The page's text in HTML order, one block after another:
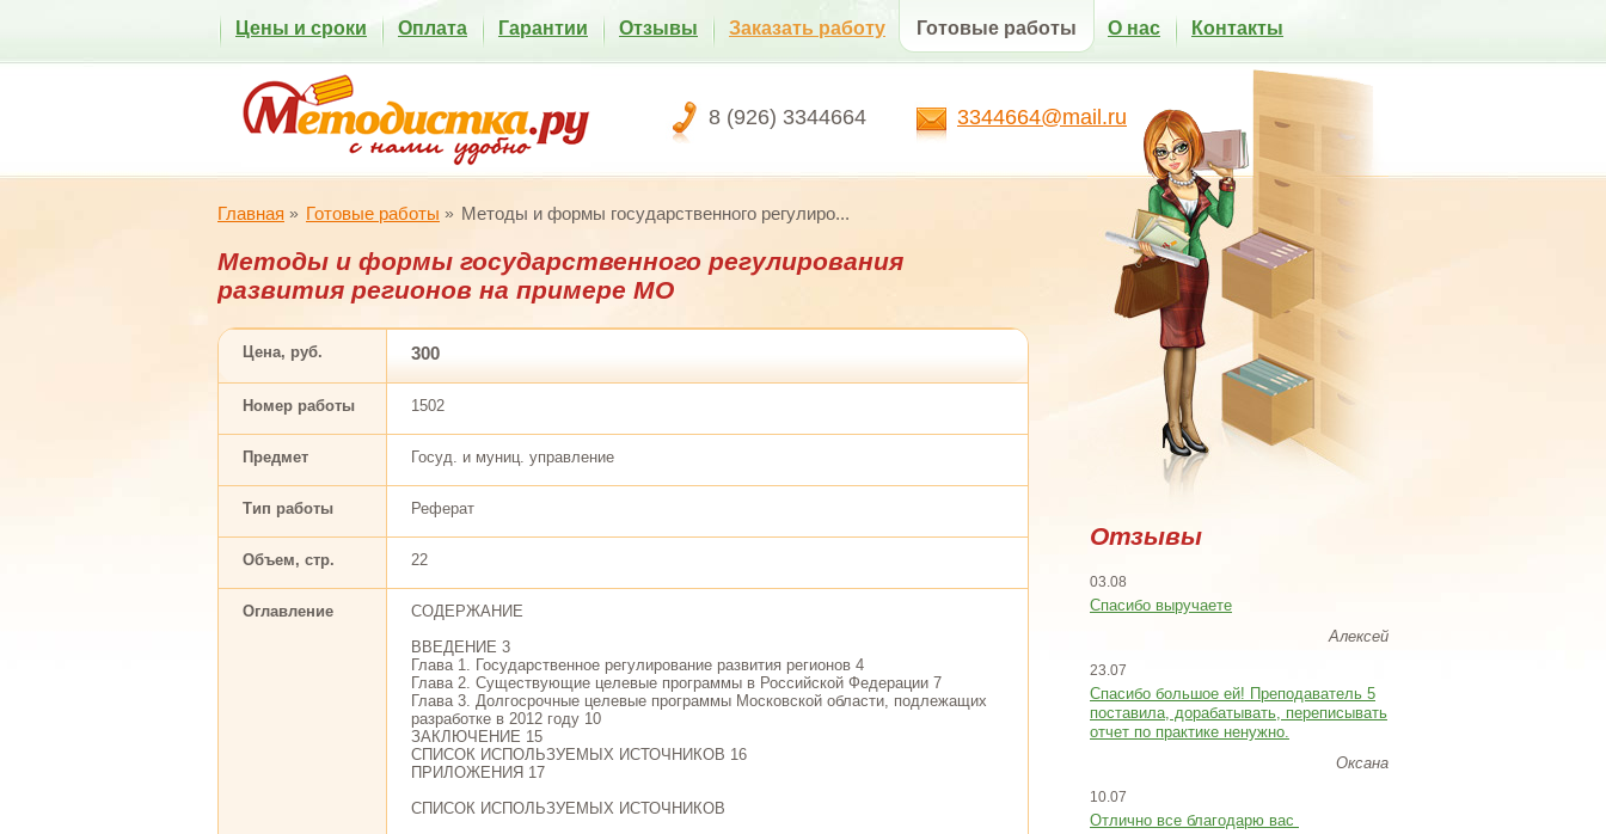
8 (926) 3344664 3344664@mail.ru
Цены и сроки Оплата Гарантии Отзывы Заказать работу Готовые работы О нас Контакты
Главная Готовые работы Методы и формы государственного регулиро...
Методы и формы государственного регулирования
развития регионов на примере МО
Цена, руб. 300
Номер работы 1502
Предмет Госуд. и муниц. управление
Тип работы Реферат
Объем, стр. 22
Оглавление
СОДЕРЖАНИЕ
ВВЕДЕНИЕ 3
Глава 1. Государственное регулирование развития регионов 4
Глава 2. Существующие целевые программы в Российской Федерации 7
Глава 3. Долгосрочные целевые программы Московской области, подлежащих
разработке в 2012 году 10
ЗАКЛЮЧЕНИЕ 15
СПИСОК ИСПОЛЬЗУЕМЫХ ИСТОЧНИКОВ 16
ПРИЛОЖЕНИЯ 17
СПИСОК ИСПОЛЬЗУЕМЫХ ИСТОЧНИКОВ
Отзывы
03.08
Спасибо выручаете
Алексей
23.07
Cпасибо большое ей! Преподаватель 5
поставила, дорабатывать, переписывать
отчет по практике ненужно.
Оксана
10.07
Отлично все благодарю вас